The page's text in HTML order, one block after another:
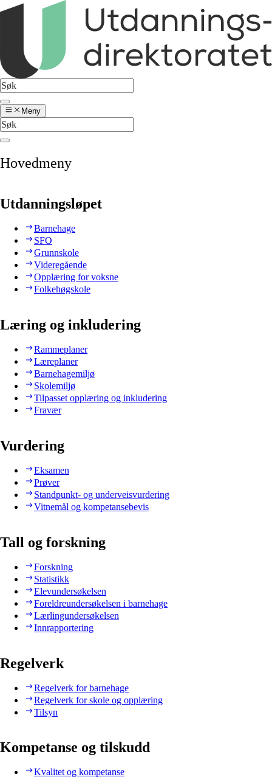
Meny
Hovedmeny
Utdanningsløpet
Barnehage
SFO
Grunnskole
Videregående
Opplæring for voksne
Folkehøgskole
Læring og inkludering
Rammeplaner
Læreplaner
Barnehagemiljø
Skolemiljø
Tilpasset opplæring og inkludering
Fravær
Vurdering
Eksamen
Prøver
Standpunkt- og underveisvurdering
Vitnemål og kompetansebevis
Tall og forskning
Forskning
Statistikk
Elevundersøkelsen
Foreldreundersøkelsen i barnehage
Lærlingundersøkelsen
Innrapportering
Regelverk
Regelverk for barnehage
Regelverk for skole og opplæring
Tilsyn
Kompetanse og tilskudd
Kvalitet og kompetanse